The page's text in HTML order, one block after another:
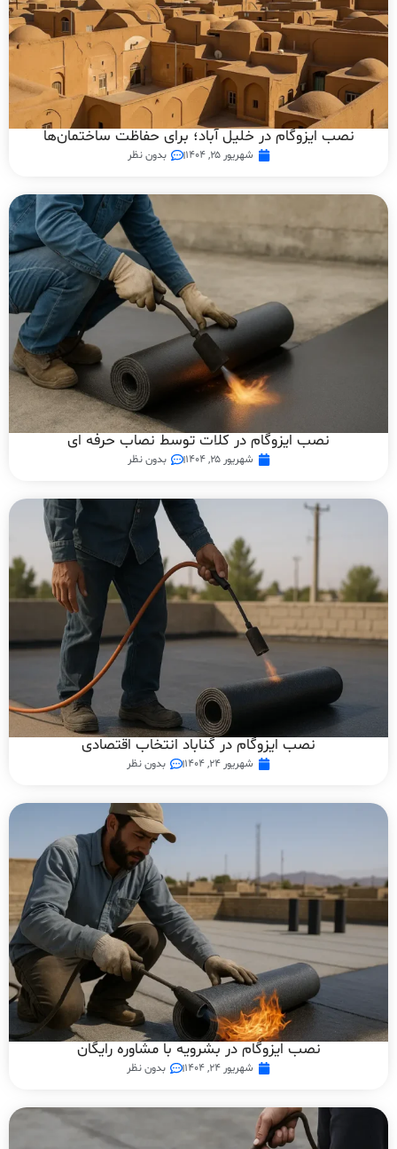
نصب ایزوگام در خلیل آباد؛ برای حفاظت ساختمان‌ها
شهریور ۲۵, ۱۴۰۴ بدون نظر
نصب ایزوگام در کلات توسط نصاب حرفه ای
شهریور ۲۵, ۱۴۰۴ بدون نظر
نصب ایزوگام در گناباد انتخاب اقتصادی
شهریور ۲۴, ۱۴۰۴ بدون نظر
نصب ایزوگام در بشرویه با مشاوره رایگان
شهریور ۲۴, ۱۴۰۴ بدون نظر